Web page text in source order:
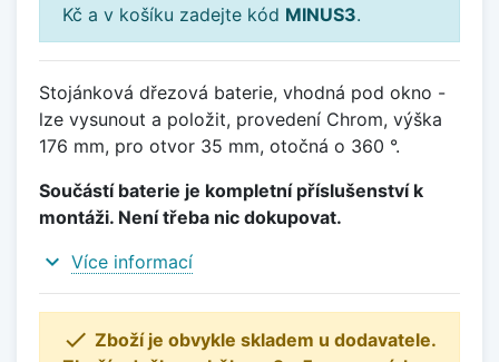
Kč a v košíku zadejte kód MINUS3.
Stojánková dřezová baterie, vhodná pod okno -
lze vysunout a položit, provedení Chrom, výška
176 mm, pro otvor 35 mm, otočná o 360 °.
Součástí baterie je kompletní příslušenství k
montáži. Není třeba nic dokupovat.
expand_more Více informací
 Zboží je obvykle skladem u dodavatele.